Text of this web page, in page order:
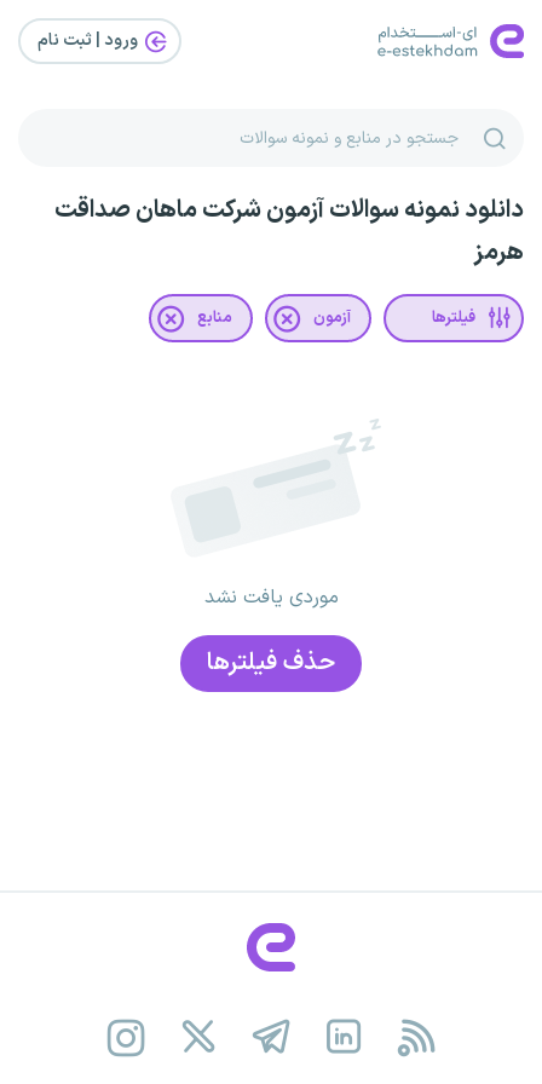
ورود | ثبت‌ نام
دانلود نمونه سوالات آزمون شرکت ماهان صداقت
هرمز
فیلترها آزمون منابع
موردی یافت نشد
حذف فیلتر‌ها